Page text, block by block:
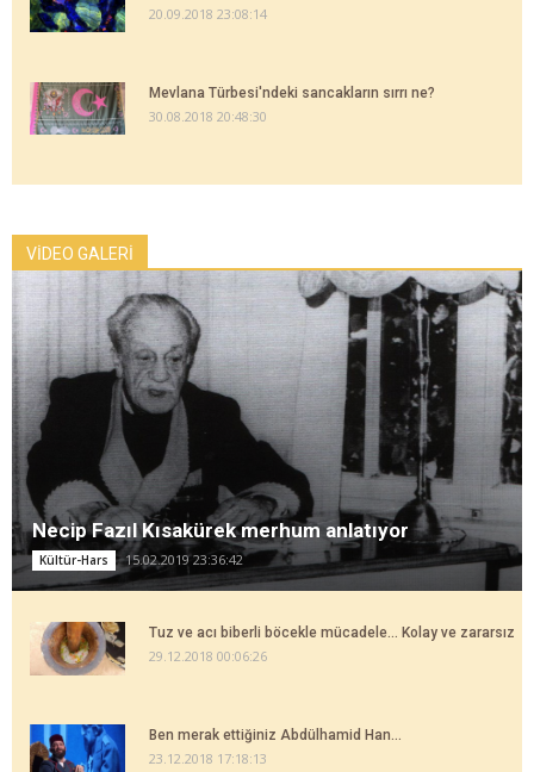
20.09.2018 23:08:14
Mevlana Türbesi'ndeki sancakların sırrı ne?
30.08.2018 20:48:30
VİDEO GALERİ
Necip Fazıl Kısakürek merhum anlatıyor
Kültür-Hars 15.02.2019 23:36:42
Tuz ve acı biberli böcekle mücadele... Kolay ve zararsız
29.12.2018 00:06:26
Ben merak ettiğiniz Abdülhamid Han...
23.12.2018 17:18:13